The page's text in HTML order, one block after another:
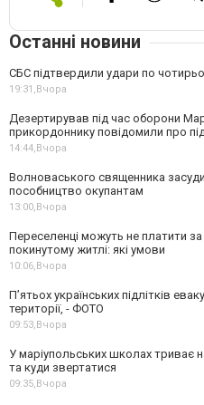
Останні новини
СБС підтвердили удари по
19:31,Вчора
Дезертирував під час оборони
прикордоннику повідомили про
14:44,Вчора
Волноваського священника
пособництво окупантам
13:00,Вчора
Переселенці можуть не платити
покинутому житлі: які умови
10:06,Вчора
П’ятьох українських підлітків
території, - ФОТО
09:53,Вчора
У маріупольських школах триває
та куди звертатися
09:35,Вчора